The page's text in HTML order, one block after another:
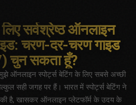
सर्वश्रेष्ठ ऑनलाइन
चरण-दर-चरण गाइड
चुन सकता हूँ?
ऑनलाइन स्पोर्ट्स बेटिंग के लिए सबसे अच्छी
सही जगह पर हैं। भारत में स्पोर्ट्स बेटिंग ने
की है, खासकर ऑनलाइन प्लेटफॉर्म के उदय के